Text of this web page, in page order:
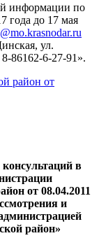
информации по
года до 17 мая
ул.
86162-6-27-91».
район от
в
от 08.04.2011
и
район»